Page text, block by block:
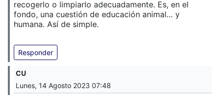
recogerlo o limpiarlo adecuadamente. Es, en el
fondo, una cuestión de educación animal… y
humana. Así de simple.
Responder
CU
Lunes, 14 Agosto 2023 07:48